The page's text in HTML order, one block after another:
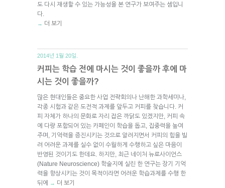
도 다시 재생할 수 있는 가능성을 본 연구가 보여주는 셈입니
다.
→ 더 보기
2014년 1월 20일.
커피는 학습 전에 마시는 것이 좋을까 후에 마
시는 것이 좋을까?
많은 현대인들은 중요한 사업 전략회의나 난해한 과학세미나,
각종 시험과 같은 도전적 과제를 앞두고 커피를 찾습니다. 커
피 자체가 하나의 문화로 자리 잡은 까닭도 있겠지만, 커피 속
에 다량 포함되어 있는 카페인이 학습을 돕고, 집중력을 높여
주며, 기억력을 증진시키는 것으로 알려지면서 커피의 힘을 빌
려 어려운 과제를 실수 없이 수월하게 수행하고 싶은 마음이
반영된 것이기도 한데요. 하지만, 최근 네이처 뉴로사이언스
(Nature Neuroscience) 학술지에 실린 한 연구는 장기 기억
력을 향상시키는 것이 목적이라면 어려운 학습과제를 수행 한
뒤에
→ 더 보기